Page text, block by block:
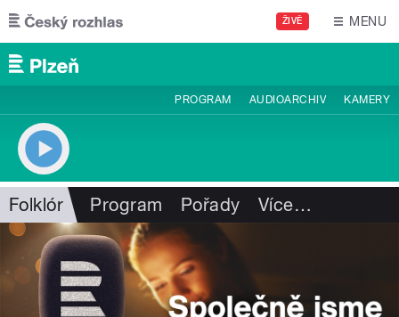
Přejít k hlavnímu obsahu
ŽIVĚ MENU
PROGRAM AUDIOARCHIV KAMERY
Folklór Program Pořady Více…